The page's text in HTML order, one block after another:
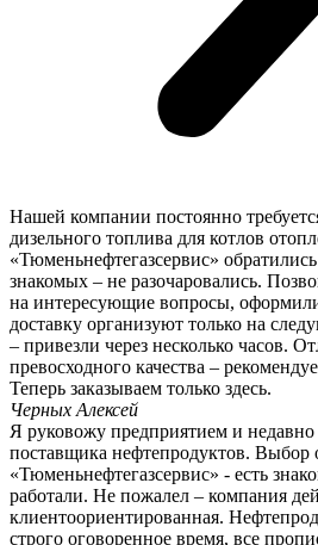
Нашей компании постоянно
дизельного топлива для котлов
«Тюменьнефтегазсервис»
знакомых – не разочаровались.
на интересующие вопросы,
доставку организуют только на
– привезли через несколько часов.
превосходного качества –
Теперь заказываем только здесь.
Черных Алексей
Я руковожу предприятием и недавно
поставщика нефтепродуктов. Выбор
«Тюменьнефтегазсервис» - есть
работали. Не пожалел – компания
клиентоориентированная.
строго оговоренное время, все